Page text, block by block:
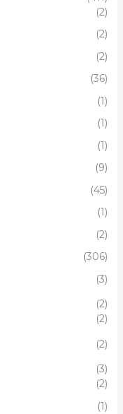
(2)
(2)
(2)
(36)
(1)
(1)
(1)
(9)
(45)
(1)
(2)
(306)
(3)
(2)
(2)
(2)
(3)
(2)
(1)